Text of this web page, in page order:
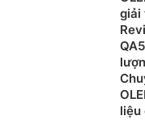
giải
liệu